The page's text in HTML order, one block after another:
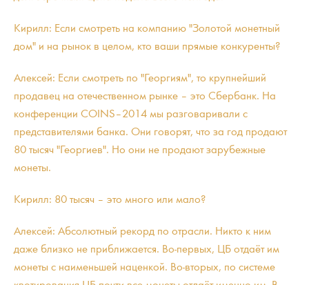
Кирилл: Если смотреть на компанию "Золотой монетный
дом" и на рынок в целом, кто ваши прямые конкуренты?
Алексей: Если смотреть по "Георгиям", то крупнейший
продавец на отечественном рынке – это Сбербанк. На
конференции COINS–2014 мы разговаривали с
представителями банка. Они говорят, что за год продают
80 тысяч "Георгиев". Но они не продают зарубежные
монеты.
Кирилл: 80 тысяч – это много или мало?
Алексей: Абсолютный рекорд по отрасли. Никто к ним
даже близко не приближается. Во-первых, ЦБ отдаёт им
монеты с наименьшей наценкой. Во-вторых, по системе